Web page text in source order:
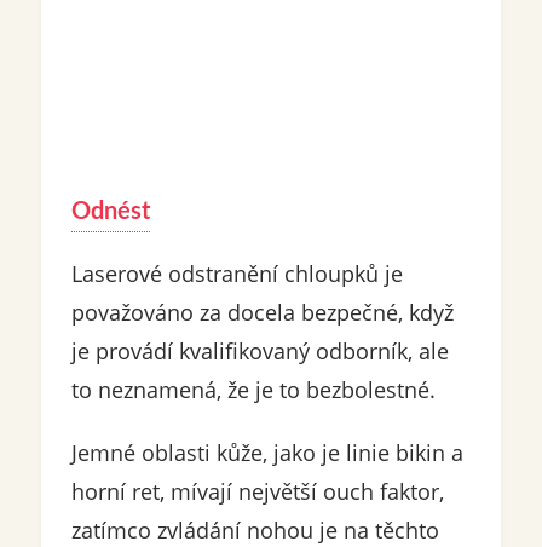
Odnést
Laserové odstranění chloupků je
považováno za docela bezpečné, když
je provádí kvalifikovaný odborník, ale
to neznamená, že je to bezbolestné.
Jemné oblasti kůže, jako je linie bikin a
horní ret, mívají největší ouch faktor,
zatímco zvládání nohou je na těchto